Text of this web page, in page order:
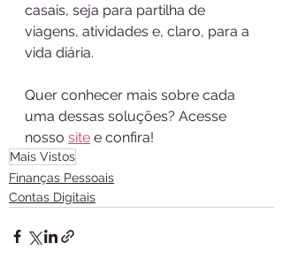
casais, seja para partilha de
viagens, atividades e, claro, para a
vida diária.
Quer conhecer mais sobre cada
uma dessas soluções? Acesse
nosso site e confira!
Mais Vistos
Finanças Pessoais
Contas Digitais